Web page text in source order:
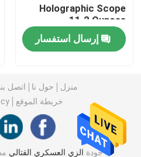
سترة عسكرية تكتيكية
أحذية اللباس العسكري
معدات التخييم العسكرية
Holographic Scope
11.2 Ounces
إرسال استفسار
منزل حول نا اتصل بنا
خريطة الموقع
جودة الزي العسكري القتالي